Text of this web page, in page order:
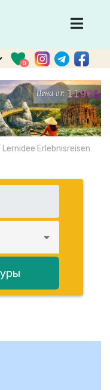
0
Lernidee Erlebnisreisen